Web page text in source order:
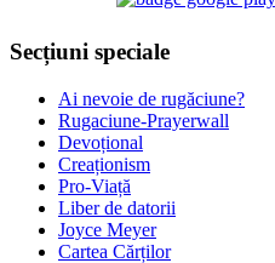
Secțiuni speciale
Ai nevoie de rugăciune?
Rugaciune-Prayerwall
Devoțional
Creaționism
Pro-Viață
Liber de datorii
Joyce Meyer
Cartea Cărților